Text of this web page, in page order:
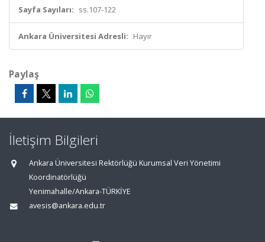
Sayfa Sayıları: ss.107-122
Ankara Üniversitesi Adresli: Hayır
Paylaş
İletişim Bilgileri
Ankara Üniversitesi Rektörlüğü Kurumsal Veri Yönetimi
Koordinatörlüğü
Yenimahalle/Ankara-TÜRKİYE
avesis@ankara.edu.tr